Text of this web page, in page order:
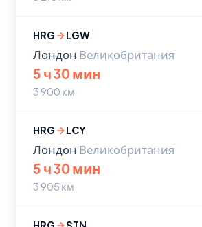
HRG LGW
Лондон Великобритания
5 ч 30 мин
3 900 км
HRG LCY
Лондон Великобритания
5 ч 30 мин
3 905 км